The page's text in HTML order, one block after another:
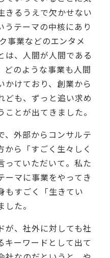
きるうえで欠かせない
うテーマの中核にあり
事業などのエンタメ
は、人間が人間である
どのような事業も人間
かけており、創業から
ども、ずっと追い求め
とが出てきました。
、外部からコンサルテ
ら「すごく生々しく
っていただいて。私た
ーマに事業をやってき
もすごく「生きてい
た。
が、社外に対しても社
キーワードとして出て